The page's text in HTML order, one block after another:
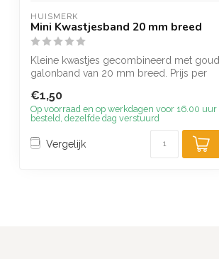
HUISMERK
Mini Kwastjesband 20 mm breed
Kleine kwastjes gecombineerd met goud
galonband van 20 mm breed. Prijs per
€1,50
Op voorraad en op werkdagen voor 16.00 uur
besteld, dezelfde dag verstuurd
Vergelijk